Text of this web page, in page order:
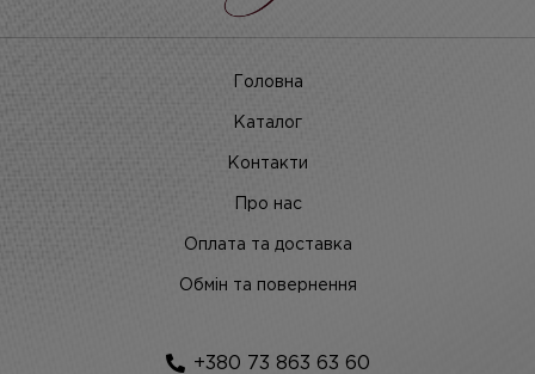
Головна
Каталог
Контакти
Про нас
Оплата та доставка
Обмін та повернення
+380 73 863 63 60